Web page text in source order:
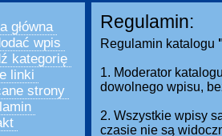
główna
wpis
kategorię
linki
strony
Regulamin:
Regulamin katalogu
1. Moderator
dowolnego wpisu,
2. Wszystkie wpisy
czasie nie są